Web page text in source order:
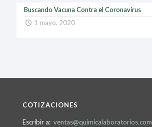
Buscando Vacuna Contra el Coronavirus
1 mayo, 2020
COTIZACIONES
Escribir a: ventas@quimicalaboratorios.com